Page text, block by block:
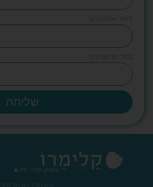
דואר אלקטרוני
שליחה